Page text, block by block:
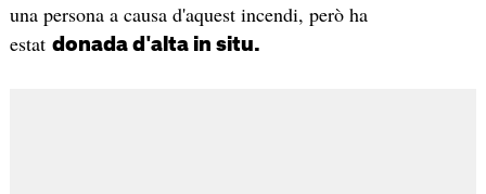
una persona a causa d'aquest incendi, però ha
estat donada d'alta in situ.